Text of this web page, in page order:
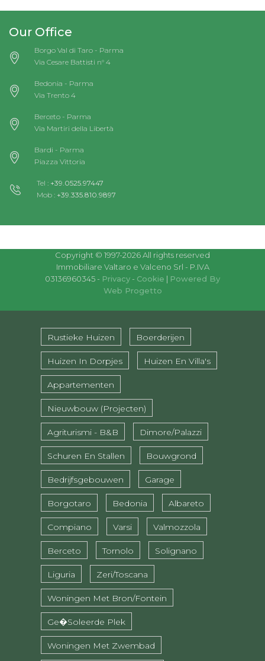
Our Office
Borgo Val di Taro - Parma
Via Cesare Battisti n° 4
Bedonia - Parma
Via Trento 4
Berceto - Parma
Via Martiri della Libertà
Bardi - Parma
Piazza Vittoria
Tel : +39.0525.97447
Mob : +39.335.810.9897
Copyright © 1997-2026 All rights reserved
Immobiliare Valtaro e Valceno Srl - P.IVA
03136960345 - Privacy - Cookie | Powered By
Web Progetto
Rustieke Huizen Boerderijen
Huizen In Dorpjes Huizen En Villa's
Appartementen
Nieuwbouw (projecten)
Agriturismi - B&B Dimore/Palazzi
Schuren En Stallen Bouwgrond
Bedrijfsgebouwen Garage
Borgotaro Bedonia Albareto
Compiano Varsi Valmozzola
Berceto Tornolo Solignano
Liguria Zeri/Toscana
Woningen Met Bron/fontein
Ge�soleerde Plek
Woningen Met Zwembad